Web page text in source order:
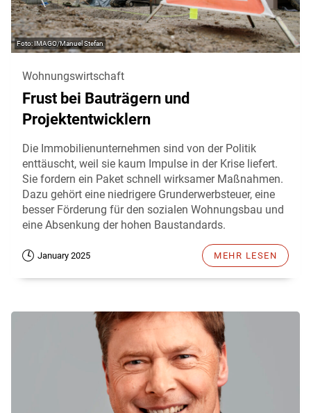
IMAGO/Manuel Stefan
Wohnungswirtschaft
Frust bei Bauträgern und
Projektentwicklern
Die Immobilienunternehmen sind von der Politik
enttäuscht, weil sie kaum Impulse in der Krise liefert.
Sie fordern ein Paket schnell wirksamer Maßnahmen.
Dazu gehört eine niedrigere Grunderwerbsteuer, eine
besser Förderung für den sozialen Wohnungsbau und
eine Absenkung der hohen Baustandards.
January 2025 MEHR LESEN